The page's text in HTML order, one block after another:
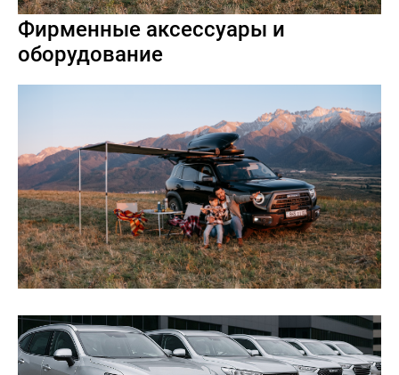
Фирменные аксессуары и
оборудование